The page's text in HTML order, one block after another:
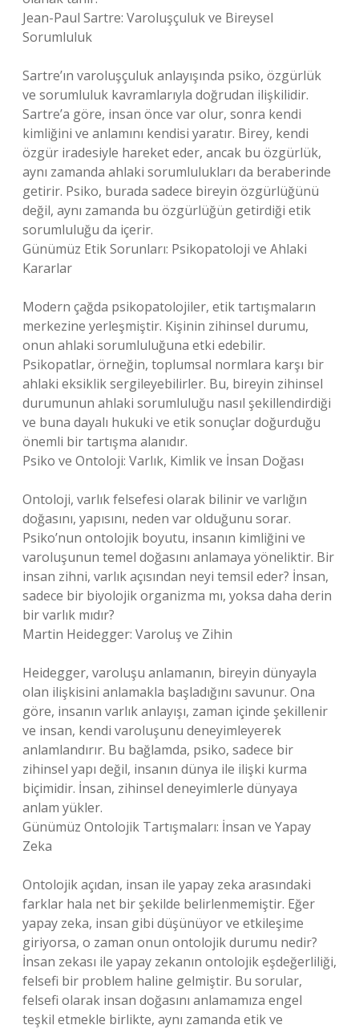
Jean-Paul Sartre: Varoluşçuluk ve Bireysel
Sorumluluk
Sartre’ın varoluşçuluk anlayışında psiko, özgürlük
ve sorumluluk kavramlarıyla doğrudan ilişkilidir.
Sartre’a göre, insan önce var olur, sonra kendi
kimliğini ve anlamını kendisi yaratır. Birey, kendi
özgür iradesiyle hareket eder, ancak bu özgürlük,
aynı zamanda ahlaki sorumlulukları da beraberinde
getirir. Psiko, burada sadece bireyin özgürlüğünü
değil, aynı zamanda bu özgürlüğün getirdiği etik
sorumluluğu da içerir.
Günümüz Etik Sorunları: Psikopatoloji ve Ahlaki
Kararlar
Modern çağda psikopatolojiler, etik tartışmaların
merkezine yerleşmiştir. Kişinin zihinsel durumu,
onun ahlaki sorumluluğuna etki edebilir.
Psikopatlar, örneğin, toplumsal normlara karşı bir
ahlaki eksiklik sergileyebilirler. Bu, bireyin zihinsel
durumunun ahlaki sorumluluğu nasıl şekillendirdiği
ve buna dayalı hukuki ve etik sonuçlar doğurduğu
önemli bir tartışma alanıdır.
Psiko ve Ontoloji: Varlık, Kimlik ve İnsan Doğası
Ontoloji, varlık felsefesi olarak bilinir ve varlığın
doğasını, yapısını, neden var olduğunu sorar.
Psiko’nun ontolojik boyutu, insanın kimliğini ve
varoluşunun temel doğasını anlamaya yöneliktir. Bir
insan zihni, varlık açısından neyi temsil eder? İnsan,
sadece bir biyolojik organizma mı, yoksa daha derin
bir varlık mıdır?
Martin Heidegger: Varoluş ve Zihin
Heidegger, varoluşu anlamanın, bireyin dünyayla
olan ilişkisini anlamakla başladığını savunur. Ona
göre, insanın varlık anlayışı, zaman içinde şekillenir
ve insan, kendi varoluşunu deneyimleyerek
anlamlandırır. Bu bağlamda, psiko, sadece bir
zihinsel yapı değil, insanın dünya ile ilişki kurma
biçimidir. İnsan, zihinsel deneyimlerle dünyaya
anlam yükler.
Günümüz Ontolojik Tartışmaları: İnsan ve Yapay
Zeka
Ontolojik açıdan, insan ile yapay zeka arasındaki
farklar hala net bir şekilde belirlenmemiştir. Eğer
yapay zeka, insan gibi düşünüyor ve etkileşime
giriyorsa, o zaman onun ontolojik durumu nedir?
İnsan zekası ile yapay zekanın ontolojik eşdeğerliliği,
felsefi bir problem haline gelmiştir. Bu sorular,
felsefi olarak insan doğasını anlamamıza engel
teşkil etmekle birlikte, aynı zamanda etik ve